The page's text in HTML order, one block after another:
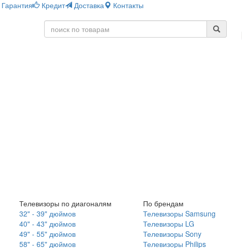
Гарантия Кредит Доставка
Контакты
Телевизоры по диагоналям
32" - 39" дюймов
40" - 43" дюймов
49" - 55" дюймов
58" - 65" дюймов
По брендам
Телевизоры Samsung
Телевизоры LG
Телевизоры Sony
Телевизоры Philips